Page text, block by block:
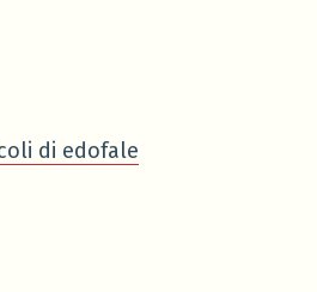
di edofale